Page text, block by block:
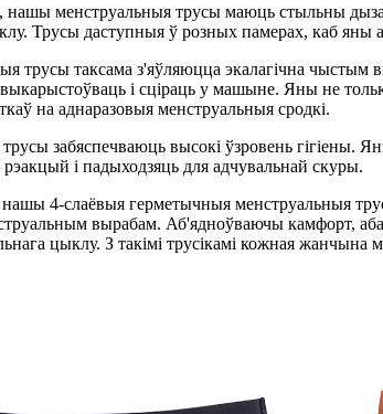
нашы менструальныя трусы маюць стыльны
Трусы даступныя ў розных памерах, каб яны
трусы таксама з'яўляюцца экалагічна чыстым
і сціраць у машыне. Яны не
на аднаразовыя менструальныя сродкі.
забяспечваюць высокі ўзровень гігіены.
і падыходзяць для адчувальнай скуры.
4-слаёвыя герметычныя менструальныя
вырабам. Аб'ядноўваючы камфорт,
цыклу. З такімі трусікамі кожная